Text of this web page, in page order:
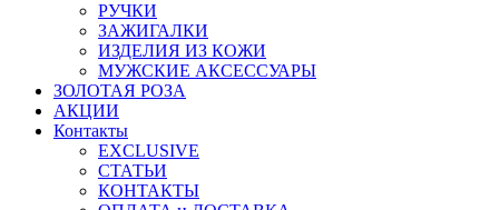
РУЧКИ
ЗАЖИГАЛКИ
ИЗДЕЛИЯ ИЗ КОЖИ
МУЖСКИЕ АКСЕССУАРЫ
ЗОЛОТАЯ РОЗА
АКЦИИ
Контакты
EXCLUSIVE
СТАТЬИ
КОНТАКТЫ